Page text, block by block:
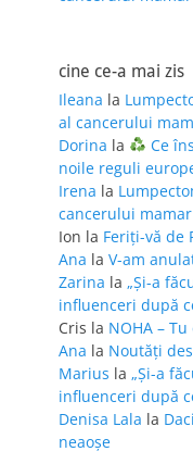
cine ce-a mai zis
Ileana la
al cancerului
Dorina la
Ce
noile reguli
Irena la
cancerului mamar
Ion la Feriţi-vă de
Ana la V-am
Zarina la „Și-a
influenceri după
Cris la NOHA –
Ana la Noutăți
Marius la „Și-a
influenceri după
Denisa Lala la
neaoșe